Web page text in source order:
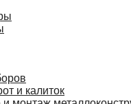
и калиток